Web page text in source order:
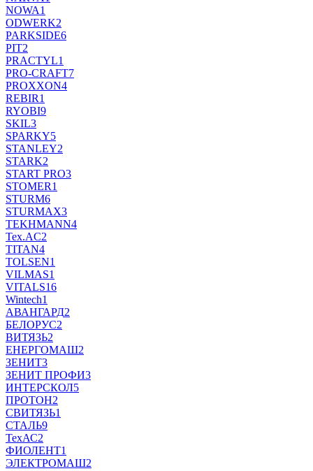
NOWA1
ODWERK2
PARKSIDE6
PIT2
PRACTYL1
PRO-CRAFT7
PROXXON4
REBIR1
RYOBI9
SKIL3
SPARKY5
STANLEY2
STARK2
START PRO3
STOMER1
STURM6
STURMAX3
TEKHMANN4
Tex.AC2
TITAN4
TOLSEN1
VILMAS1
VITALS16
Wintech1
АВАНГАРД2
БЕЛОРУС2
ВИТЯЗЬ2
ЕНЕРГОМАШ2
ЗЕНИТ3
ЗЕНИТ ПРОФИ3
ИНТЕРСКОЛ5
ПРОТОН2
СВИТЯЗЬ1
СТАЛЬ9
ТехАС2
ФИОЛЕНТ1
ЭЛЕКТРОМАШ2